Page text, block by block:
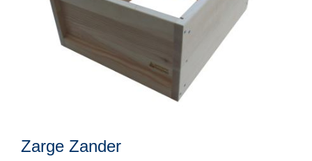
Zarge Zander